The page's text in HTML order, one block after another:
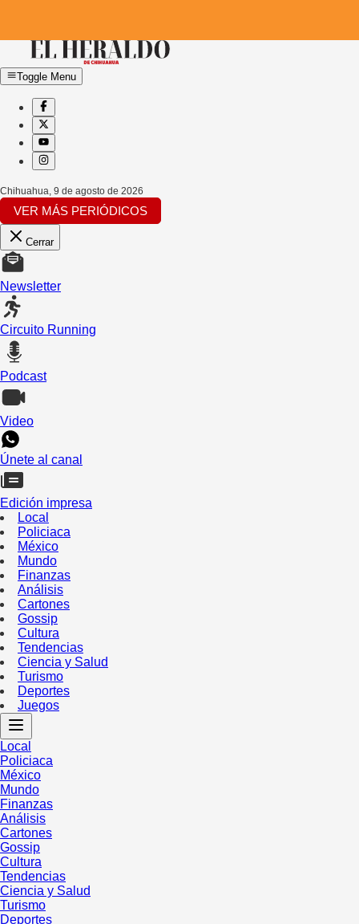
Toggle Menu
Chihuahua 9 de agosto de 2026
VER MÁS PERIÓDICOS
Cerrar
Newsletter
Circuito Running
Podcast
Video
Únete al canal
Edición impresa
Local
Policiaca
México
Mundo
Finanzas
Análisis
Cartones
Gossip
Cultura
Tendencias
Ciencia y Salud
Turismo
Deportes
Juegos
Local
Policiaca
México
Mundo
Finanzas
Análisis
Cartones
Gossip
Cultura
Tendencias
Ciencia y Salud
Turismo
Deportes